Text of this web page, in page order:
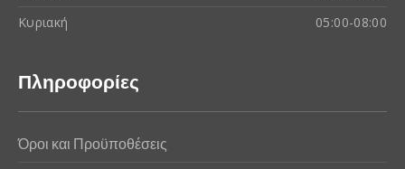
Κυριακή
05:00-08:00
Πληροφορίες
Όροι και Προϋποθέσεις